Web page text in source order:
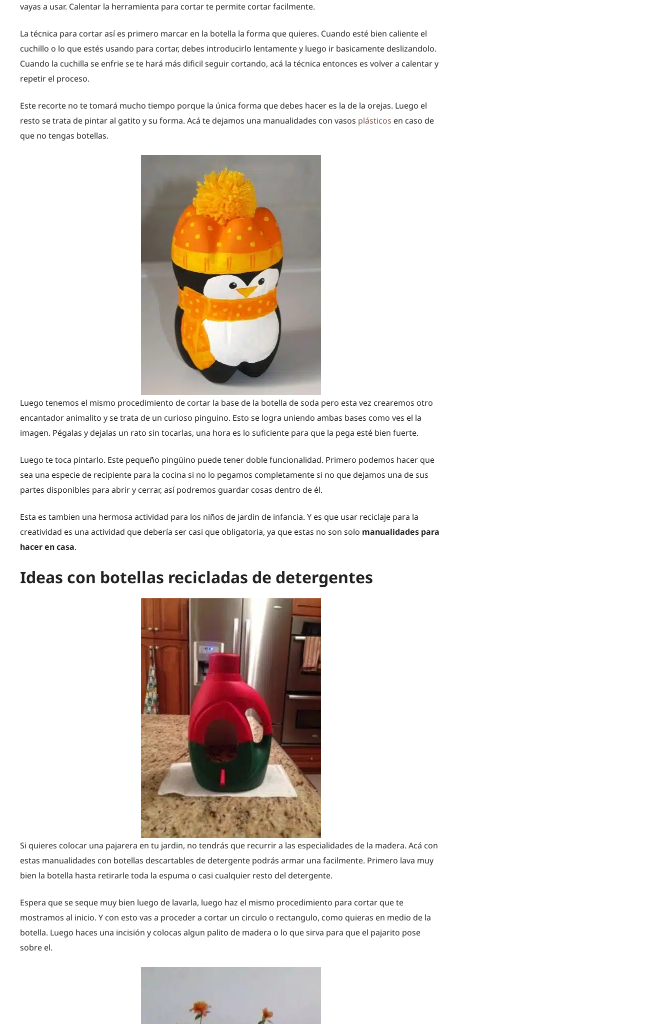
vayas a usar. Calentar la herramienta para cortar te permite cortar facilmente.
La técnica para cortar así es primero marcar en la botella la forma que quieres. Cuando esté bien caliente el
cuchillo o lo que estés usando para cortar, debes introducirlo lentamente y luego ir basicamente deslizandolo.
Cuando la cuchilla se enfrie se te hará más dificil seguir cortando, acá la técnica entonces es volver a calentar y
repetir el proceso.
Este recorte no te tomará mucho tiempo porque la única forma que debes hacer es la de la orejas. Luego el
resto se trata de pintar al gatito y su forma. Acá te dejamos una manualidades con vasos plásticos en caso de
que no tengas botellas.
Luego tenemos el mismo procedimiento de cortar la base de la botella de soda pero esta vez crearemos otro
encantador animalito y se trata de un curioso pinguino. Esto se logra uniendo ambas bases como ves el la
imagen. Pégalas y dejalas un rato sin tocarlas, una hora es lo suficiente para que la pega esté bien fuerte.
Luego te toca pintarlo. Este pequeño pingüino puede tener doble funcionalidad. Primero podemos hacer que
sea una especie de recipiente para la cocina si no lo pegamos completamente si no que dejamos una de sus
partes disponibles para abrir y cerrar, así podremos guardar cosas dentro de él.
Esta es tambien una hermosa actividad para los niños de jardin de infancia. Y es que usar reciclaje para la
creatividad es una actividad que debería ser casi que obligatoria, ya que estas no son solo manualidades para
hacer en casa.
Ideas con botellas recicladas de detergentes
Si quieres colocar una pajarera en tu jardin, no tendrás que recurrir a las especialidades de la madera. Acá con
estas manualidades con botellas descartables de detergente podrás armar una facilmente. Primero lava muy
bien la botella hasta retirarle toda la espuma o casi cualquier resto del detergente.
Espera que se seque muy bien luego de lavarla, luego haz el mismo procedimiento para cortar que te
mostramos al inicio. Y con esto vas a proceder a cortar un circulo o rectangulo, como quieras en medio de la
botella. Luego haces una incisión y colocas algun palito de madera o lo que sirva para que el pajarito pose
sobre el.